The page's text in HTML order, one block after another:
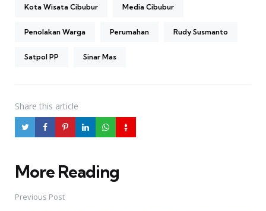
Kota Wisata Cibubur Media Cibubur
Penolakan Warga Perumahan Rudy Susmanto
Satpol PP Sinar Mas
Share this article
More Reading
Post
navigation
Previous Post